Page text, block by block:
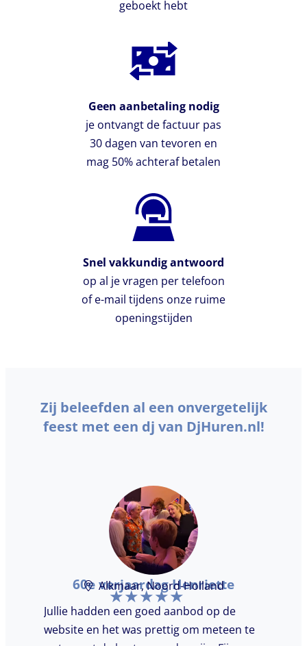
geboekt hebt
Geen aanbetaling nodig
je ontvangt de factuur pas
30 dagen van tevoren en
mag 50% achteraf betalen
Snel vakkundig antwoord
op al je vragen per telefoon
of e-mail tijdens onze ruime
openingstijden
Zij beleefden al een onvergetelijk
feest met een dj van DjHuren.nl!
60e verjaardag Henriette
Alkmaar, Noord-Holland
Jullie hadden een goed aanbod op de
website en het was prettig om meteen te